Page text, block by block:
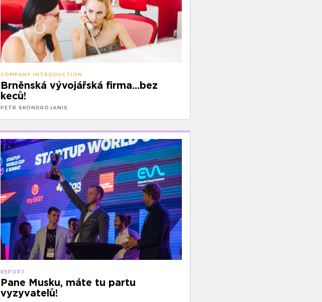
COMPANY INTRODUCTION
Brněnská vývojářská firma...bez
keců!
PETR SKONDROJANIS
REPORT
Pane Musku, máte tu partu
vyzyvatelů!